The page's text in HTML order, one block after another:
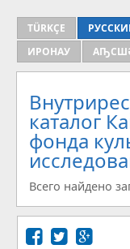
TÜRKÇE
ИРОНАУ
каталог
фонда
Всего найдено